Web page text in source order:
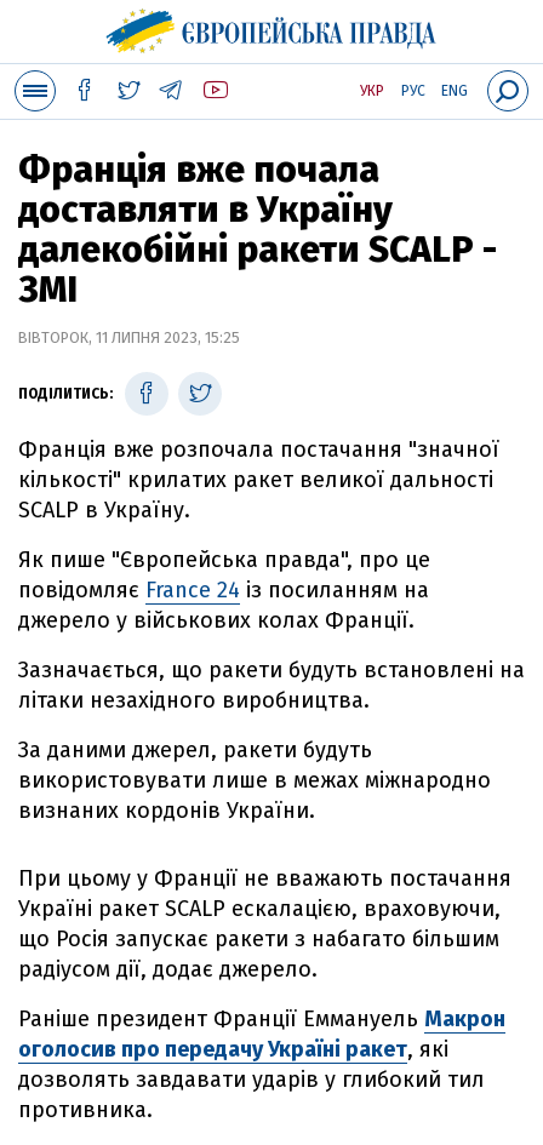
УКР РУС ENG
Франція вже почала
доставляти в Україну
далекобійні ракети SCALP -
ЗМІ
ВІВТОРОК, 11 ЛИПНЯ 2023, 15:25
ПОДІЛИТИСЬ:
Франція вже розпочала постачання "значної
кількості" крилатих ракет великої дальності
SCALP в Україну.
Як пише "Європейська правда", про це
повідомляє France 24 із посиланням на
джерело у військових колах Франції.
Зазначається, що ракети будуть встановлені на
літаки незахідного виробництва.
За даними джерел, ракети будуть
використовувати лише в межах міжнародно
визнаних кордонів України.
При цьому у Франції не вважають постачання
Україні ракет SCALP ескалацією, враховуючи,
що Росія запускає ракети з набагато більшим
радіусом дії, додає джерело.
Раніше президент Франції Еммануель Макрон
оголосив про передачу Україні ракет, які
дозволять завдавати ударів у глибокий тил
противника.